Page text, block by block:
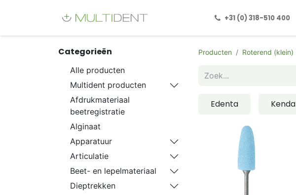
Formulieren
+31 (0) 318-510 400​​
Categorieën
Alle producten
Multident producten
Afdrukmateriaal
beetregistratie
Alginaat
Apparatuur
Articulatie
Beet- en lepelmateriaal
Dieptrekken
Producten Roterend (klein)
Edenta Kenda